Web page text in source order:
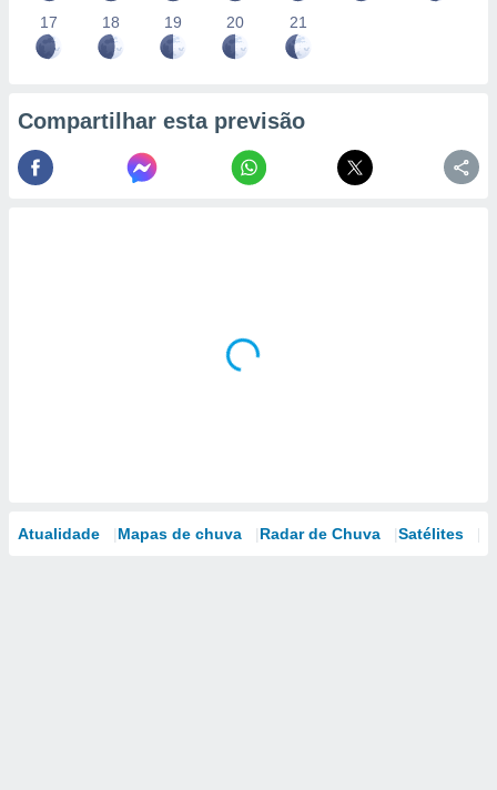
17 18 19 20 21
Compartilhar esta previsão
Atualidade Mapas de chuva Radar de Chuva Satélites